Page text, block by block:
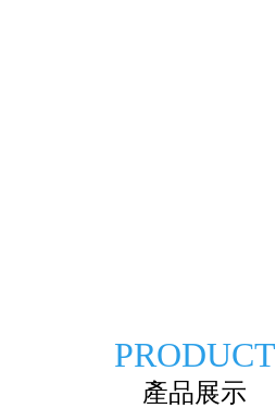
PRODUCT
產品展示